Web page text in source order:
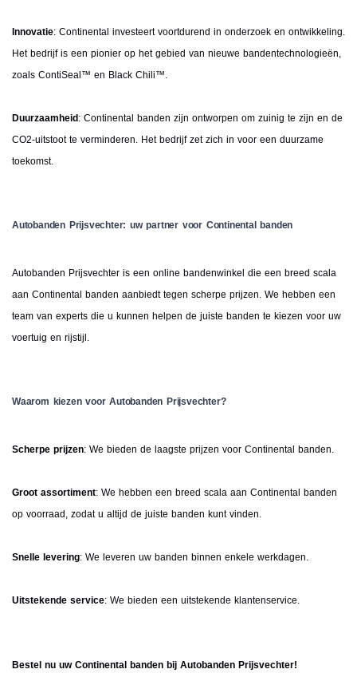
Innovatie: Continental investeert voortdurend in onderzoek en ontwikkeling.
Het bedrijf is een pionier op het gebied van nieuwe bandentechnologieën,
zoals ContiSeal™ en Black Chili™.
Duurzaamheid : Continental banden zijn ontworpen om zuinig te zijn en de
CO2-uitstoot te verminderen. Het bedrijf zet zich in voor een duurzame
toekomst.
Autobanden Prijsvechter: uw partner voor Continental banden
Autobanden Prijsvechter is een online bandenwinkel die een breed scala
aan Continental banden aanbiedt tegen scherpe prijzen. We hebben een
team van experts die u kunnen helpen de juiste banden te kiezen voor uw
voertuig en rijstijl.
Waarom kiezen voor Autobanden Prijsvechter?
Scherpe prijzen: We bieden de laagste prijzen voor Continental banden.
Groot assortiment: We hebben een breed scala aan Continental banden
op voorraad, zodat u altijd de juiste banden kunt vinden.
Snelle levering: We leveren uw banden binnen enkele werkdagen.
Uitstekende service: We bieden een uitstekende klantenservice.
Bestel nu uw Continental banden bij Autobanden Prijsvechter!